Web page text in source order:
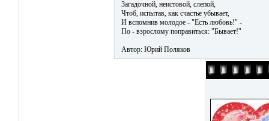
Загадочной, неистовой, слепой,
Чтоб, испытав, как счастье убывает,
И вспомнив молодое - "Есть любовь!" -
По - взрослому поправиться: "Бывает!"
Автор: Юрий Поляков